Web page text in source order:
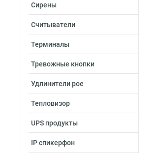
Сирены
Считыватели
Терминалы
Тревожные кнопки
Удлинители poe
Тепловизор
UPS продукты
IP спикерфон